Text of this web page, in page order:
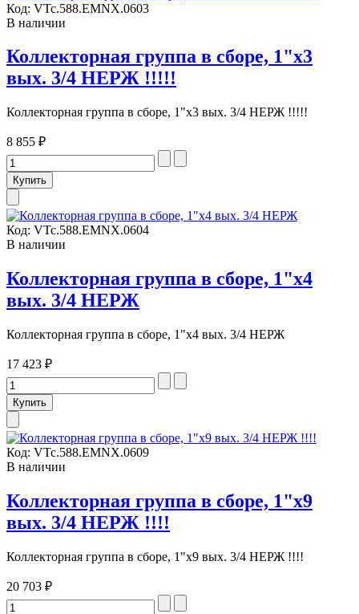
Код: VTc.588.EMNX.0603
В наличии
Коллекторная группа в сборе, 1"х3
вых. 3/4 НЕРЖ !!!!!
Коллекторная группа в сборе, 1"х3 вых. 3/4 НЕРЖ !!!!!
8 855 ₽
Код: VTc.588.EMNX.0604
В наличии
Коллекторная группа в сборе, 1"х4
вых. 3/4 НЕРЖ
Коллекторная группа в сборе, 1"х4 вых. 3/4 НЕРЖ
17 423 ₽
Код: VTc.588.EMNX.0609
В наличии
Коллекторная группа в сборе, 1"х9
вых. 3/4 НЕРЖ !!!!
Коллекторная группа в сборе, 1"х9 вых. 3/4 НЕРЖ !!!!
20 703 ₽